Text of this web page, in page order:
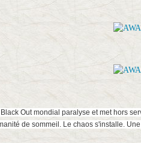
Out mondial paralyse et met hors
de sommeil. Le chaos s'installe.